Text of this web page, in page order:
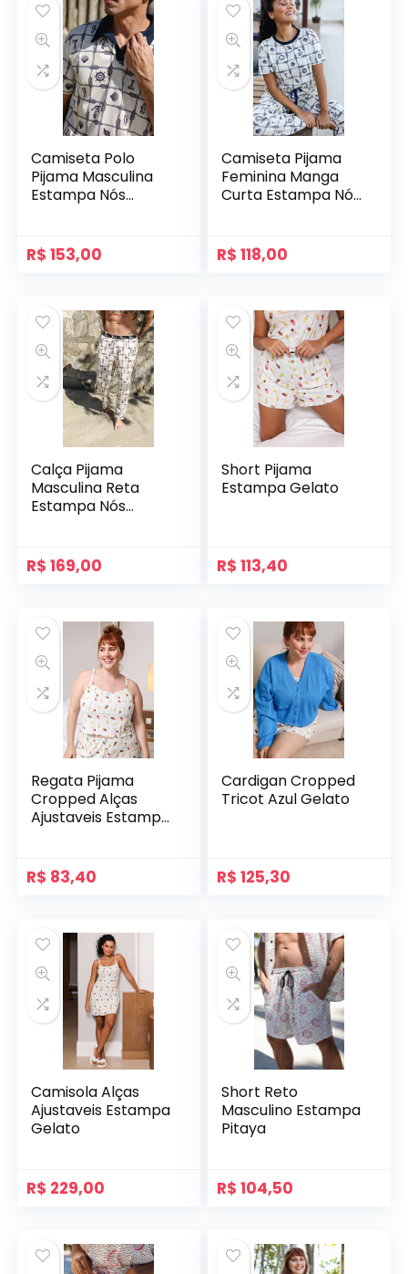
Camiseta Polo
Pijama Masculina
Estampa Nós
R$ 153,00
Camiseta Pijama
Feminina Manga
Curta Estampa Nós
R$ 118,00
Calça Pijama
Masculina Reta
Estampa Nós
R$ 169,00
Short Pijama
Estampa Gelato
R$ 113,40
Regata Pijama
Cropped Alças
Ajustaveis Estampa
R$ 83,40
Cardigan Cropped
Tricot Azul Gelato
R$ 125,30
Camisola Alças
Ajustaveis Estampa
Gelato
R$ 229,00
Short Reto
Masculino Estampa
Pitaya
R$ 104,50